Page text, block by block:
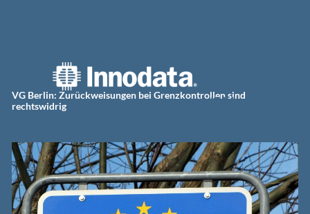
ny
VG Berlin: Zurückweisungen bei Grenzkontrollen sind
rechtswidrig